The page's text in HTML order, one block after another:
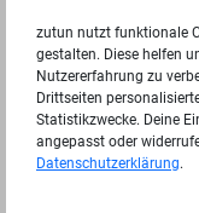
zutun nutzt funktionale
gestalten. Diese helfen
Nutzererfahrung zu
Drittseiten
Statistikzwecke. Deine
angepasst oder
Datenschutzerklärung.